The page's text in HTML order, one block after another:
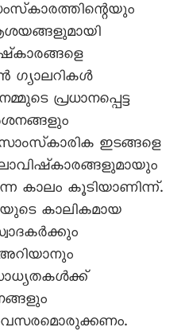
ഗ്യാലറികൾ
പ്രധാനപ്പെട്ട
ഇടങ്ങളെ
കാലം കൂടിയാണിന്ന്‌.
കാലികമായ